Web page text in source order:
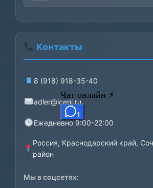
Контакты
8 (918) 918-35-40
adler@iceni.ru
Ежедневно 9:00-22:00
Россия, Краснодарский край,
район
Мы в соцсетях: